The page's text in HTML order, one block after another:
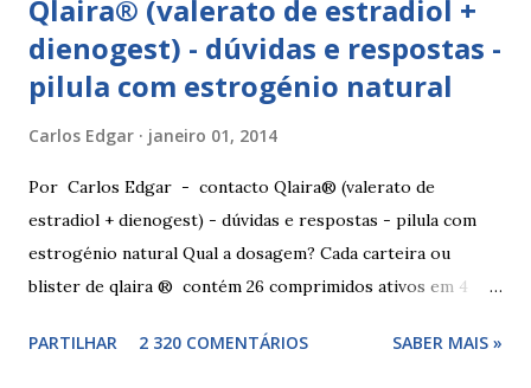
Qlaira® (valerato de estradiol +
dienogest) - dúvidas e respostas -
pilula com estrogénio natural
Carlos Edgar janeiro 01, 2014
Por Carlos Edgar - contacto Qlaira® (valerato de
estradiol + dienogest) - dúvidas e respostas - pilula com
estrogénio natural Qual a dosagem? Cada carteira ou
blister de qlaira ® contém 26 comprimidos ativos em 4
comprimidos inativos brancos na linha 4. Dosagem
PARTILHAR 2 320 COMENTÁRIOS SABER MAIS »